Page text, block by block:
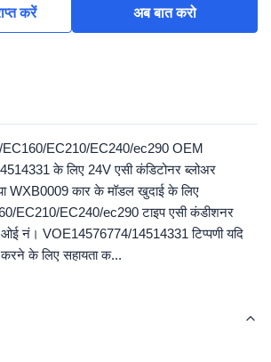
करें अब बात करो
EC160/EC210/EC240/ec290 OEM
के लिए 24V एसी कंडिटोनर ब्लोअर
WXB0009 कार के मॉडल खुदाई के लिए
EC210/EC240/ec290 टाइप एसी कंडीशनर
ओई नं। VOE14576774/14514331 टिप्पणी यदि
के लिए सहायता क...